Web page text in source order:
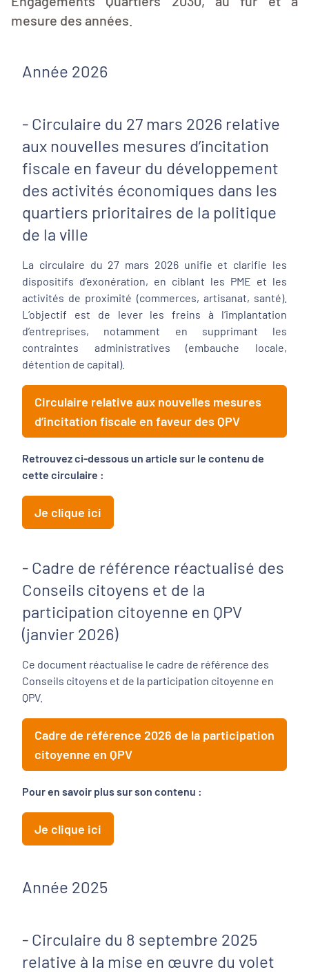
mesure des années.
Année 2026
- Circulaire du 27 mars 2026 relative
aux nouvelles mesures d’incitation
fiscale en faveur du développement
des activités économiques dans les
quartiers prioritaires de la politique
de la ville
La circulaire du 27 mars 2026 unifie et clarifie les
dispositifs d’exonération, en ciblant les PME et les
activités de proximité (commerces, artisanat, santé).
L’objectif est de lever les freins à l’implantation
d’entreprises, notamment en supprimant les
contraintes administratives (embauche locale,
détention de capital).
Circulaire relative aux nouvelles mesures
d’incitation fiscale en faveur des QPV
Retrouvez ci-dessous un article sur le contenu de
cette circulaire :
Je clique ici
- Cadre de référence réactualisé des
Conseils citoyens et de la
participation citoyenne en QPV
(janvier 2026)
Ce document réactualise le cadre de référence des
Conseils citoyens et de la participation citoyenne en
QPV.
Cadre de référence 2026 de la participation
citoyenne en QPV
Pour en savoir plus sur son contenu :
Je clique ici
Année 2025
- Circulaire du 8 septembre 2025
relative à la mise en œuvre du volet